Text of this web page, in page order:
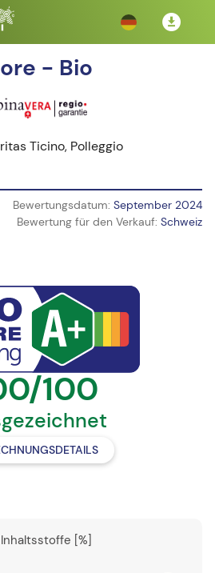
- Bio
Ticino, Polleggio
Bewertungsdatum: September 2024
Bewertung für den Verkauf: Schweiz
100
[%]